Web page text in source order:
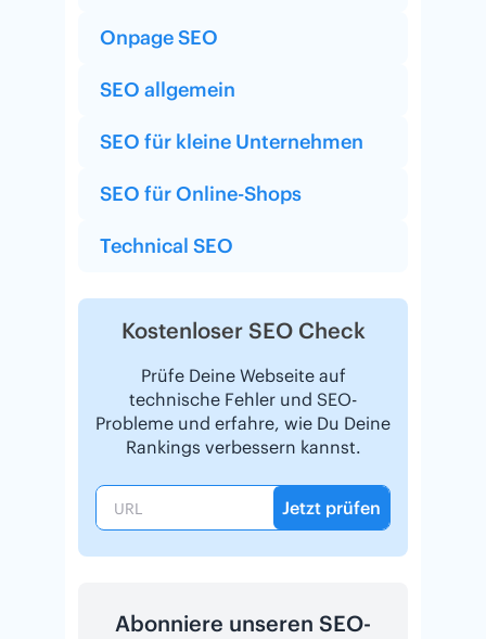
Onpage SEO
SEO allgemein
SEO für kleine Unternehmen
SEO für Online-Shops
Technical SEO
Kostenloser SEO Check
Prüfe Deine Webseite auf
technische Fehler und SEO-
Probleme und erfahre, wie Du Deine
Rankings verbessern kannst.
Jetzt prüfen
Abonniere unseren SEO-